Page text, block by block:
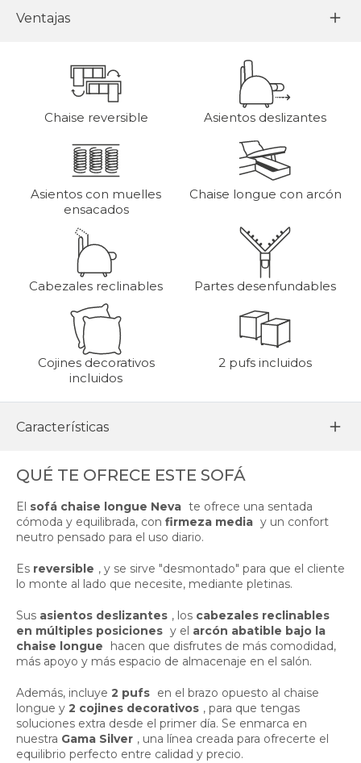
Ventajas
Chaise reversible Asientos deslizantes
Asientos con muelles
ensacados
Chaise longue con arcón
Cabezales reclinables Partes desenfundables
Cojines decorativos
incluidos
2 pufs incluidos
Características
QUÉ TE OFRECE ESTE SOFÁ
El sofá chaise longue Neva te ofrece una sentada
cómoda y equilibrada, con firmeza media y un confort
neutro pensado para el uso diario.
Es reversible , y se sirve "desmontado" para que el cliente
lo monte al lado que necesite, mediante pletinas.
Sus asientos deslizantes , los cabezales reclinables
en múltiples posiciones y el arcón abatible bajo la
chaise longue
hacen que disfrutes de más comodidad,
más apoyo y más espacio de almacenaje en el salón.
Además, incluye 2 pufs en el brazo opuesto al chaise
longue y 2 cojines decorativos , para que tengas
soluciones extra desde el primer día. Se enmarca en
nuestra Gama Silver , una línea creada para ofrecerte el
equilibrio perfecto entre calidad y precio.